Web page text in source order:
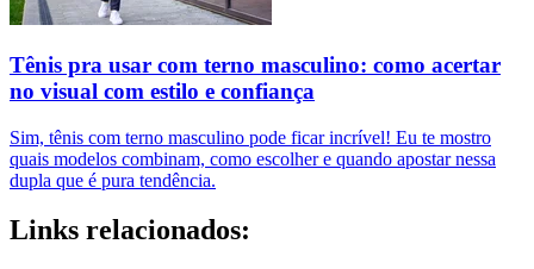
Tênis pra usar com terno masculino: como acertar
no visual com estilo e confiança
Sim, tênis com terno masculino pode ficar incrível! Eu te mostro
quais modelos combinam, como escolher e quando apostar nessa
dupla que é pura tendência.
Links relacionados: